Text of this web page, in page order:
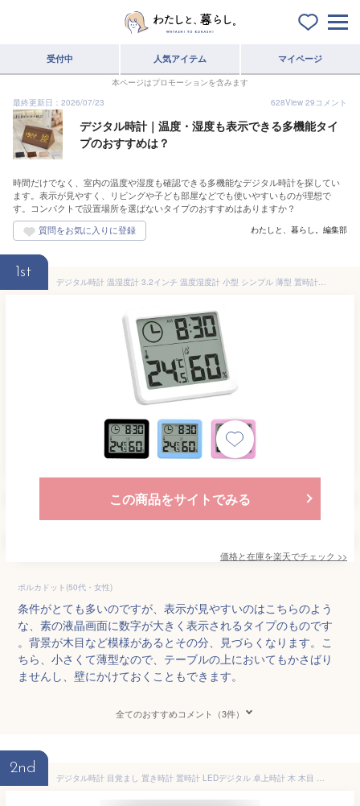
受付中 人気アイテム マイページ
本ページはプロモーションを含みます
最終更新日：2026/07/23
628View 29コメント
デジタル時計｜温度・湿度も表示できる多機能タイ
プのおすすめは？
時間だけでなく、室内の温度や湿度も確認できる多機能なデジタル時計を探してい
ます。表示が見やすく、リビングや子ども部屋などでも使いやすいものが理想で
す。コンパクトで設置場所を選ばないタイプのおすすめはありますか？
わたしと、暮らし。編集部
1st
デジタル時計 温湿度計 3.2インチ 温度湿度計 小型 シンプル 薄型 置時計 脱着可能スタンド 両面テープ固定 ◇ALW-PD-WDJ-01【メール便】 | 時計 デジタル 温度計 湿度計 とけい 置き時計 壁掛け時計 壁掛け 電池 電池式 リビング ぽっきり 送料無料 千円ぽっきり 卓上時計
この商品をサイトでみる
価格と在庫を楽天でチェック >>
ポルカドット(50代・女性)
条件がとても多いのですが、表示が見やすいのはこちらのよう
な、素の液晶画面に数字が大きく表示されるタイプのものです
。背景が木目など模様があるとその分、見づらくなります。こ
ちら、小さくて薄型なので、テーブルの上においてもかさばり
ませんし、壁にかけておくこともできます。
全てのおすすめコメント（3件）
2nd
デジタル時計 目覚まし 置き時計 置時計 LEDデジタル 卓上時計 木 木目 おきどけい 温度湿度計 USB 給電式 インテリア 時計 カレンダー ナチュラル シンプル 北欧 インテリア おしゃれ かわいい